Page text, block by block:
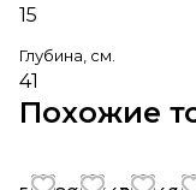
15
Глубина, см.
41
Похожие